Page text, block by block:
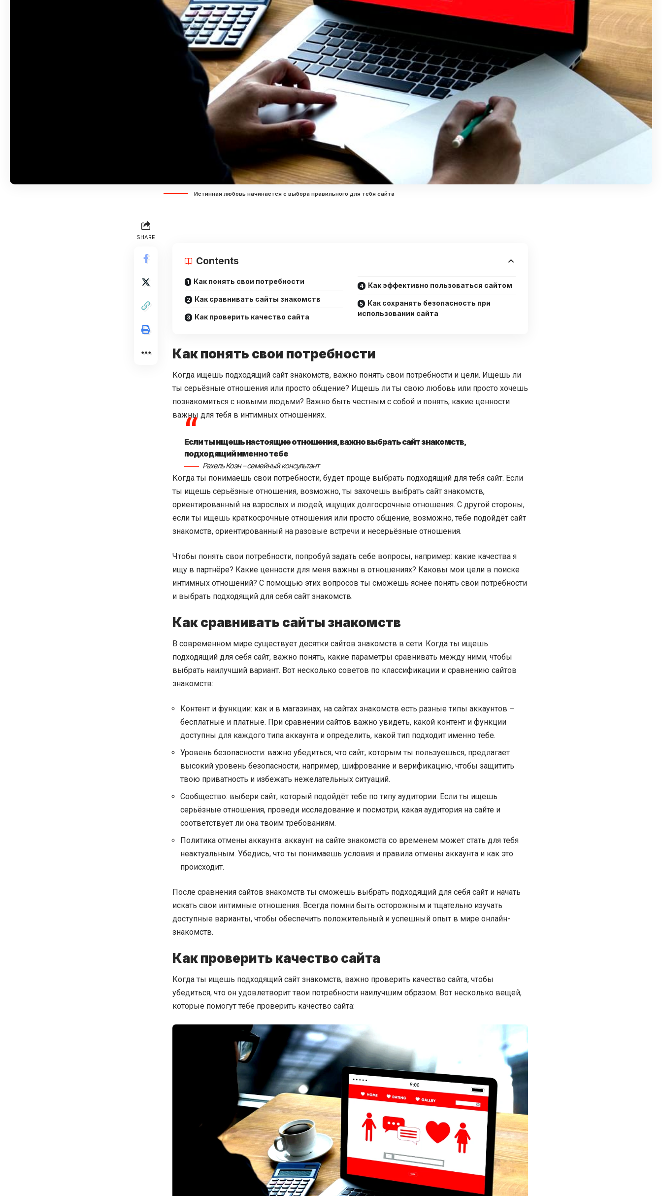
Истинная любовь начинается с выбора правильного для тебя сайта
SHARE
Contents
Как понять свои потребности
Как сравнивать сайты знакомств
Как проверить качество сайта
Как эффективно пользоваться сайтом
Как сохранять безопасность при
использовании сайта
Как понять свои потребности
Когда ищешь подходящий сайт знакомств, важно понять свои потребности и цели. Ищешь ли
ты серьёзные отношения или просто общение? Ищешь ли ты свою любовь или просто хочешь
познакомиться с новыми людьми? Важно быть честным с собой и понять, какие ценности
важны для тебя в интимных отношениях.
Если ты ищешь настоящие отношения, важно выбрать сайт знакомств,
подходящий именно тебе
Рахель Коэн – семейный консультант
Когда ты понимаешь свои потребности, будет проще выбрать подходящий для тебя сайт. Если
ты ищешь серьёзные отношения, возможно, ты захочешь выбрать сайт знакомств,
ориентированный на взрослых и людей, ищущих долгосрочные отношения. С другой стороны,
если ты ищешь краткосрочные отношения или просто общение, возможно, тебе подойдёт сайт
знакомств, ориентированный на разовые встречи и несерьёзные отношения.
Чтобы понять свои потребности, попробуй задать себе вопросы, например: какие качества я
ищу в партнёре? Какие ценности для меня важны в отношениях? Каковы мои цели в поиске
интимных отношений? С помощью этих вопросов ты сможешь яснее понять свои потребности
и выбрать подходящий для себя сайт знакомств.
Как сравнивать сайты знакомств
В современном мире существует десятки сайтов знакомств в сети. Когда ты ищешь
подходящий для себя сайт, важно понять, какие параметры сравнивать между ними, чтобы
выбрать наилучший вариант. Вот несколько советов по классификации и сравнению сайтов
знакомств:
Контент и функции: как и в магазинах, на сайтах знакомств есть разные типы аккаунтов –
бесплатные и платные. При сравнении сайтов важно увидеть, какой контент и функции
доступны для каждого типа аккаунта и определить, какой тип подходит именно тебе.
Уровень безопасности: важно убедиться, что сайт, которым ты пользуешься, предлагает
высокий уровень безопасности, например, шифрование и верификацию, чтобы защитить
твою приватность и избежать нежелательных ситуаций.
Сообщество: выбери сайт, который подойдёт тебе по типу аудитории. Если ты ищешь
серьёзные отношения, проведи исследование и посмотри, какая аудитория на сайте и
соответствует ли она твоим требованиям.
Политика отмены аккаунта: аккаунт на сайте знакомств со временем может стать для тебя
неактуальным. Убедись, что ты понимаешь условия и правила отмены аккаунта и как это
происходит.
После сравнения сайтов знакомств ты сможешь выбрать подходящий для себя сайт и начать
искать свои интимные отношения. Всегда помни быть осторожным и тщательно изучать
доступные варианты, чтобы обеспечить положительный и успешный опыт в мире онлайн-
знакомств.
Как проверить качество сайта
Когда ты ищешь подходящий сайт знакомств, важно проверить качество сайта, чтобы
убедиться, что он удовлетворит твои потребности наилучшим образом. Вот несколько вещей,
которые помогут тебе проверить качество сайта: